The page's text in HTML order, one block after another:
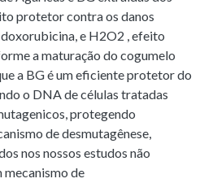
protetor contra os danos
e H2O2 , efeito
a maturação do cogumelo
a BG é um eficiente protetor do
o DNA de células tratadas
protegendo
de desmutagênese,
nos nossos estudos não
mecanismo de